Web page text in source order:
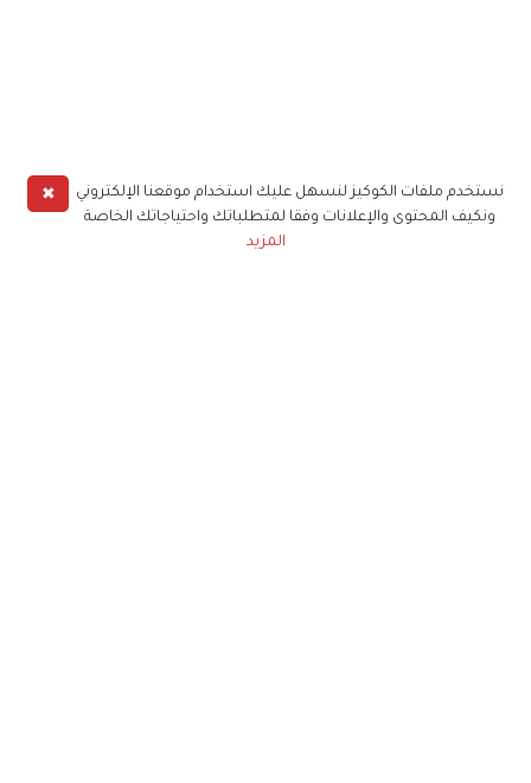
✖
نستخدم ملفات الكوكيز لنسهل عليك استخدام موقعنا الإلكتروني
ونكيف المحتوى والإعلانات وفقا لمتطلباتك واحتياجاتك الخاصة
المزيد